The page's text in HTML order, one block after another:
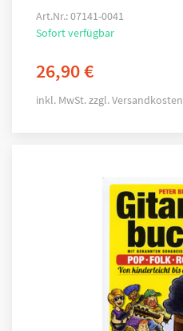
Art.Nr.: 07141-0041
Sofort verfügbar
26,90€
inkl. MwSt.zzgl.Versandkosten